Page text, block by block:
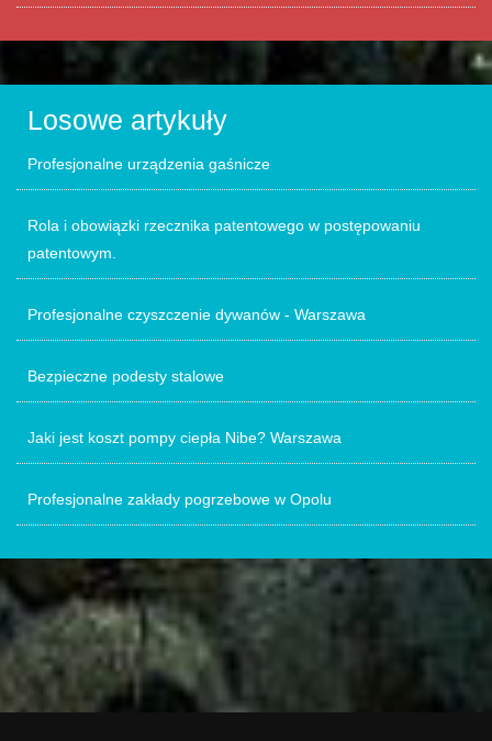
Losowe artykuły
Profesjonalne urządzenia gaśnicze
Rola i obowiązki rzecznika patentowego w postępowaniu
patentowym.
Profesjonalne czyszczenie dywanów - Warszawa
Bezpieczne podesty stalowe
Jaki jest koszt pompy ciepła Nibe? Warszawa
Profesjonalne zakłady pogrzebowe w Opolu